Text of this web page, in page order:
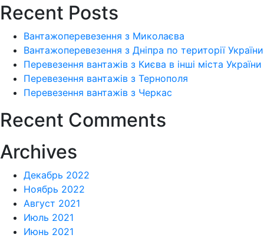
Recent Posts
Вантажоперевезення з Миколаєва
Вантажоперевезення з Дніпра по території України
Перевезення вантажів з Києва в інші міста України
Перевезення вантажів з Тернополя
Перевезення вантажів з Черкас
Recent Comments
Archives
Декабрь 2022
Ноябрь 2022
Август 2021
Июль 2021
Июнь 2021